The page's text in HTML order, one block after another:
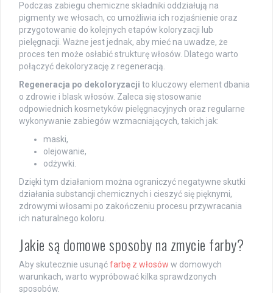
Podczas zabiegu chemiczne składniki oddziałują na
pigmenty we włosach, co umożliwia ich rozjaśnienie oraz
przygotowanie do kolejnych etapów koloryzacji lub
pielęgnacji. Ważne jest jednak, aby mieć na uwadze, że
proces ten może osłabić strukturę włosów. Dlatego warto
połączyć dekoloryzację z regeneracją.
Regeneracja po dekoloryzacji to kluczowy element dbania
o zdrowie i blask włosów. Zaleca się stosowanie
odpowiednich kosmetyków pielęgnacyjnych oraz regularne
wykonywanie zabiegów wzmacniających, takich jak:
maski,
olejowanie,
odżywki.
Dzięki tym działaniom można ograniczyć negatywne skutki
działania substancji chemicznych i cieszyć się pięknymi,
zdrowymi włosami po zakończeniu procesu przywracania
ich naturalnego koloru.
Jakie są domowe sposoby na zmycie farby?
Aby skutecznie usunąćfarbę z włosów w domowych
warunkach, warto wypróbować kilka sprawdzonych
sposobów.